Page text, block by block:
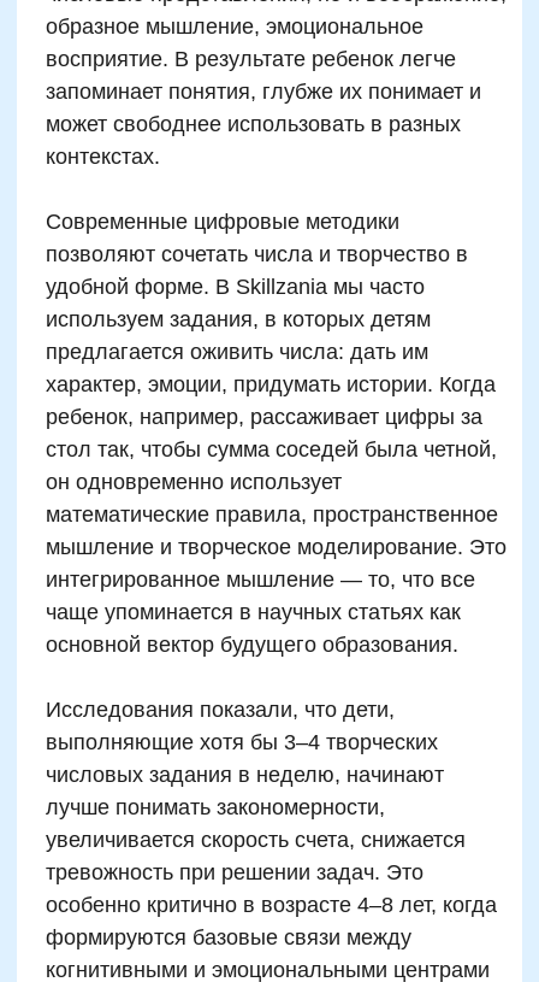
что дети с симптомами СДВГ лучше всего
успокаиваются в условиях предсказуемого,
организованного и ритмичного
взаимодействия. Математические
микрозадания — идеальная среда: есть
правило, есть результат, есть моментальный
отклик. В нейроигре «Счет по времени»
набора. Эта игра требует моторной
координации, сосредоточенности и
активного самоконтроля.
Методика «Тактильная арифметика»
использует сенсорные ощущения: ребенок
считает на резиновых мячиках, кидает кубики
с числами, перемещает счетные камушки.
Такие формы счета не только развивают
лобные доли, но и помогают “заземлить”
избыточную двигательную активность. По
мнению докторов нейропсихологии Юлии
Гиппенрейтер и Юрия Ермолаева,
включение моторно-числовых активностей в
образовательный процесс уменьшает
проявления гиперактивности у 65–70%
Главное условие — регулярность,
положительное подкрепление и
как игра, в которой можно двигаться и при
этом думать.